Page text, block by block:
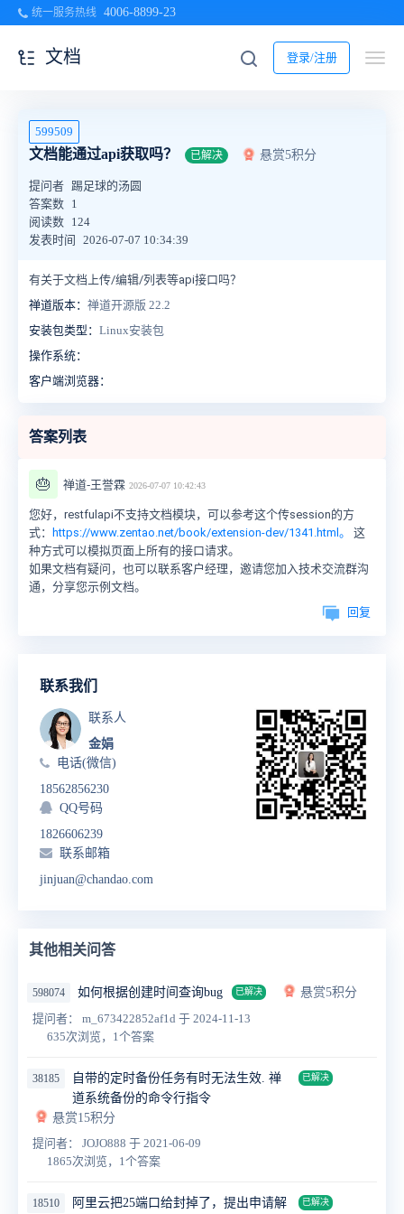
统一服务热线 4006-8899-23
登录/注册
文档
599509
文档能通过api获取吗？ 已解决 悬赏5积分
提问者 踢足球的汤圆
答案数 1
阅读数 124
发表时间
2026-07-07 10:34:39
有关于文档上传/编辑/列表等api接口吗？
禅道版本： 禅道开源版 22.2
安装包类型： Linux安装包
操作系统：
客户端浏览器：
答案列表
🎂 禅道-王誉霖 2026-07-07 10:42:43
您好，restfulapi不支持文档模块，可以参考这个传session的方
式：
https://www.zentao.net/book/extension-dev/1341.html。
这
种方式可以模拟页面上所有的接口请求。
如果文档有疑问，也可以联系客户经理，邀请您加入技术交流群沟
通，分享您示例文档。
回复
联系我们
联系人
金娟
电话(微信)
18562856230
QQ号码
1826606239
联系邮箱
jinjuan@chandao.com
其他相关问答
598074 如何根据创建时间查询bug 已解决
悬赏5积分
提问者： m_673422852af1d 于 2024-11-13
635次浏览，1个答案
38185
自带的定时备份任务有时无法生效. 禅
道系统备份的命令行指令
已解决
悬赏15积分
提问者： JOJO888 于 2021-06-09
1865次浏览，1个答案
18510 阿里云把25端口给封掉了，提出申请解 已解决